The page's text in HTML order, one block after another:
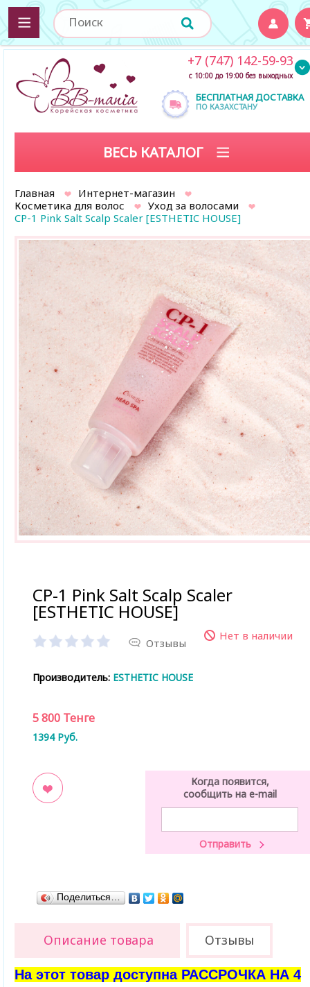
БЕСПЛАТНАЯ ДОСТАВКА
ПО КАЗАХСТАНУ
+7 (747) 142-59-93
с 10:00 до 19:00 без выходных
ВЕСЬ КАТАЛОГ
Главная
Интернет-магазин
Косметика для волос
Уход за волосами
CP-1 Pink Salt Scalp Scaler [ESTHETIC HOUSE]
CP-1 Pink Salt Scalp Scaler
[ESTHETIC HOUSE]
Отзывы
Нет в наличии
Производитель: ESTHETIC HOUSE
5 800 Тенге
1394 Руб.
Когда появится,
сообщить на e-mail
Поделиться…
Описание товара Отзывы
На этот товар доступна РАССРОЧКА НА 4